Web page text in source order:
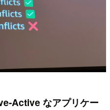
Active なアプリケー